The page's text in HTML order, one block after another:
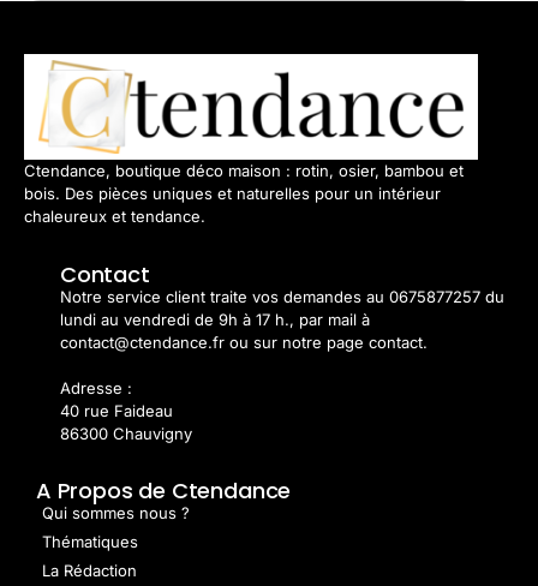
Ctendance, boutique déco maison : rotin, osier, bambou et
bois. Des pièces uniques et naturelles pour un intérieur
chaleureux et tendance.
Contact
Notre service client traite vos demandes au 0675877257 du
lundi au vendredi de 9h à 17 h., par mail à
contact@ctendance.fr ou sur notre page contact.
Adresse :
40 rue Faideau
86300 Chauvigny
A Propos de Ctendance
Qui sommes nous ?
Thématiques
La Rédaction